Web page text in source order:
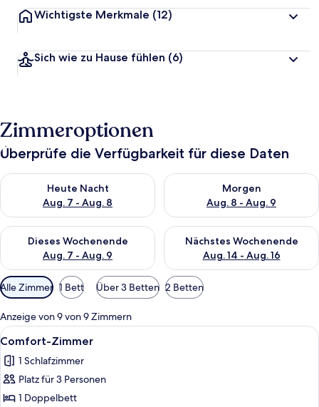
Wichtigste Merkmale (12)
Sich wie zu Hause fühlen (6)
Zimmeroptionen
Überprüfe die Verfügbarkeit für diese Daten
Heute Nacht
Aug. 7 - Aug. 8
Überprüfe die Verfügbarkeit für heute Nacht, Aug. 7 - Aug. 8.
Morgen
Aug. 8 - Aug. 9
Überprüfe die Verfügbarkeit
Dieses Wochenende
Aug. 7 - Aug. 9
Überprüfe die Verfügbarkeit für dieses Wochenende, Aug. 7
Nächstes Wochenende
Aug. 14 - Aug. 16
Überprüfe die Verfügbarkeit
Verfügbare
Filter
für
Zimmer
Alle Zimmer 1 Bett Über 3 Betten 2 Betten
Anzeige von 9 von 9 Zimmern
Alle
Fotos
für
Comfort-
Zimmer
Ein modernes Hotelzimmer mit
8
Comfort-Zimmer
1 Schlafzimmer
Platz für 3 Personen
1 Doppelbett